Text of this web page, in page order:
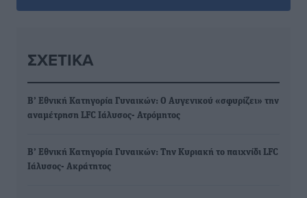
ΣΧΕΤΙΚΆ
Β’ Εθνική Κατηγορία Γυναικών: Ο Αυγενικού «σφυρίζει» την
αναμέτρηση LFC Ιάλυσος- Ατρόμητος
Β’ Εθνική Κατηγορία Γυναικών: Την Κυριακή το παιχνίδι LFC
Ιάλυσος- Ακράτητος